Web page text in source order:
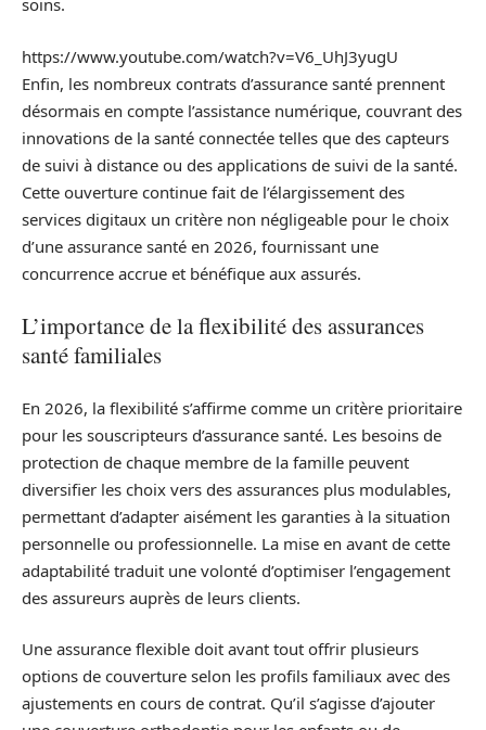
soins.
https://www.youtube.com/watch?v=V6_UhJ3yugU
Enfin, les nombreux contrats d’assurance santé prennent
désormais en compte l’assistance numérique, couvrant des
innovations de la santé connectée telles que des capteurs
de suivi à distance ou des applications de suivi de la santé.
Cette ouverture continue fait de l’élargissement des
services digitaux un critère non négligeable pour le choix
d’une assurance santé en 2026, fournissant une
concurrence accrue et bénéfique aux assurés.
L’importance de la flexibilité des assurances
santé familiales
En 2026, la flexibilité s’affirme comme un critère prioritaire
pour les souscripteurs d’assurance santé. Les besoins de
protection de chaque membre de la famille peuvent
diversifier les choix vers des assurances plus modulables,
permettant d’adapter aisément les garanties à la situation
personnelle ou professionnelle. La mise en avant de cette
adaptabilité traduit une volonté d’optimiser l’engagement
des assureurs auprès de leurs clients.
Une assurance flexible doit avant tout offrir plusieurs
options de couverture selon les profils familiaux avec des
ajustements en cours de contrat. Qu’il s’agisse d’ajouter